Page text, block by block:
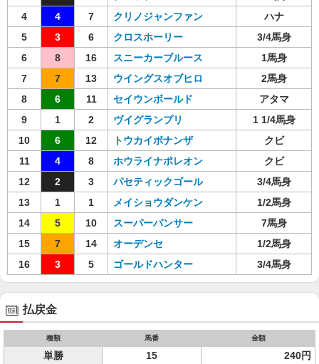
4
4 7 クリノジャンファン
ハナ
5
3 6 クロスホーリー
3/4馬身
6
8 16 スニーカーブルース
1馬身
7
7 13 ウイングスオブヒロ
2馬身
8
6 11 セイウンボールド
アタマ
9
1 2 ヴイグランプリ
1 1/4馬身
10
6 12 トウカイボナンザ
クビ
11
4 8 ホウライナポレオン
クビ
12
2 3 パセティックゴール
3/4馬身
13
1 1 メイショウダンケン
1/2馬身
14
5 10 スーパーパンサー
7馬身
15
7 14 オーデンセ
1/2馬身
16
3 5 ゴールドハンター 3/4馬身
払戻金
種類 馬番 金額
単勝 15 240円